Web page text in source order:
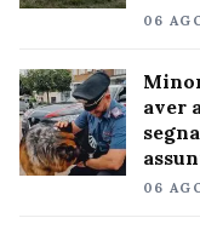
06
aver
06